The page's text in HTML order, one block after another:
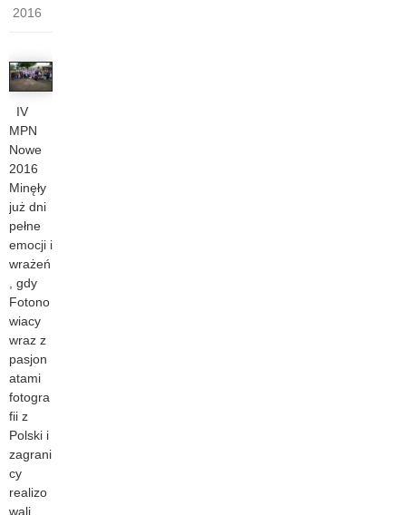
2016
IV
MPN
Nowe
2016
Minęły
już dni
pełne
emocji i
wrażeń
, gdy
Fotono
wiacy
wraz z
pasjon
atami
fotogra
fii z
Polski i
zagrani
cy
realizo
wali